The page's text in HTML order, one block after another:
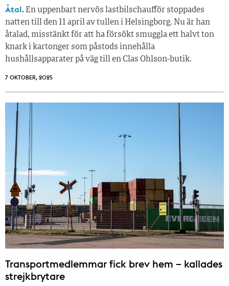
Åtal. En uppenbart nervös lastbilschaufför stoppades
natten till den 11 april av tullen i Helsingborg. Nu är han
åtalad, misstänkt för att ha försökt smuggla ett halvt ton
knark i kartonger som påstods innehålla
hushållsapparater på väg till en Clas Ohlson-butik.
7 OKTOBER, 2025
Transportmedlemmar fick brev hem – kallades
strejkbrytare